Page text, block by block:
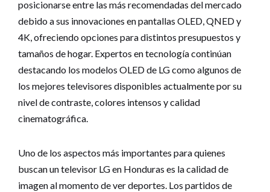
posicionarse entre las más recomendadas del mercado
debido a sus innovaciones en pantallas OLED, QNED y
4K, ofreciendo opciones para distintos presupuestos y
tamaños de hogar. Expertos en tecnología continúan
destacando los modelos OLED de LG como algunos de
los mejores televisores disponibles actualmente por su
nivel de contraste, colores intensos y calidad
cinematográfica.
Uno de los aspectos más importantes para quienes
buscan un televisor LG en Honduras es la calidad de
imagen al momento de ver deportes. Los partidos de